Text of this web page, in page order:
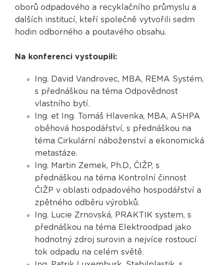
oborů odpadového a recyklačního průmyslu a
dalších institucí, kteří společně vytvořili sedm
hodin odborného a poutavého obsahu.
Na konferenci vystoupili:
Ing. David Vandrovec, MBA, REMA Systém,
s přednáškou na téma Odpovědnost
vlastního bytí.
Ing. et Ing. Tomáš Hlavenka, MBA, ASHPA
oběhová hospodářství, s přednáškou na
téma Cirkulární náboženství a ekonomická
metastáze.
Ing. Martin Zemek, Ph.D., ČIŽP, s
přednáškou na téma Kontrolní činnost
ČIŽP v oblasti odpadového hospodářství a
zpětného odběru výrobků.
Ing. Lucie Zrnovská, PRAKTIK system, s
přednáškou na téma Elektroodpad jako
hodnotný zdroj surovin a nejvíce rostoucí
tok odpadu na celém světě.